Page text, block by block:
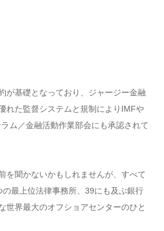
が基礎となっており、ジャージー金融
れた監督システムと規制によりIMFや
ム／金融活動作業部会にも承認されて
を聞かないかもしれませんが、すべて
最上位法律事務所、39にも及ぶ銀行
世界最大のオフショアセンターのひと